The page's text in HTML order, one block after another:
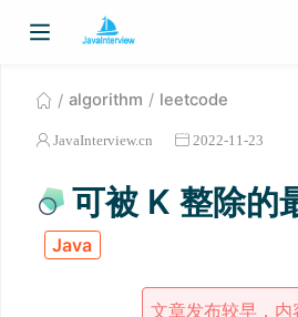
algorithm leetcode
JavaInterview.cn 2022-11-23
可被 K 整除的
Java
文章发布较早，内